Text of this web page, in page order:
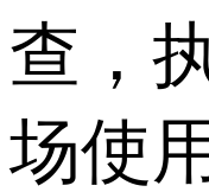
查，
场使